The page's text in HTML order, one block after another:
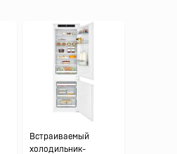
Встраиваемый
холодильник-